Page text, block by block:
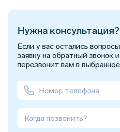
Нужна консультация?
Если у вас остались
заявку на обратный звонок
перезвонит вам в
Когда позвонить?